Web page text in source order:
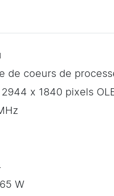
de coeurs de
x 1840 pixels
W